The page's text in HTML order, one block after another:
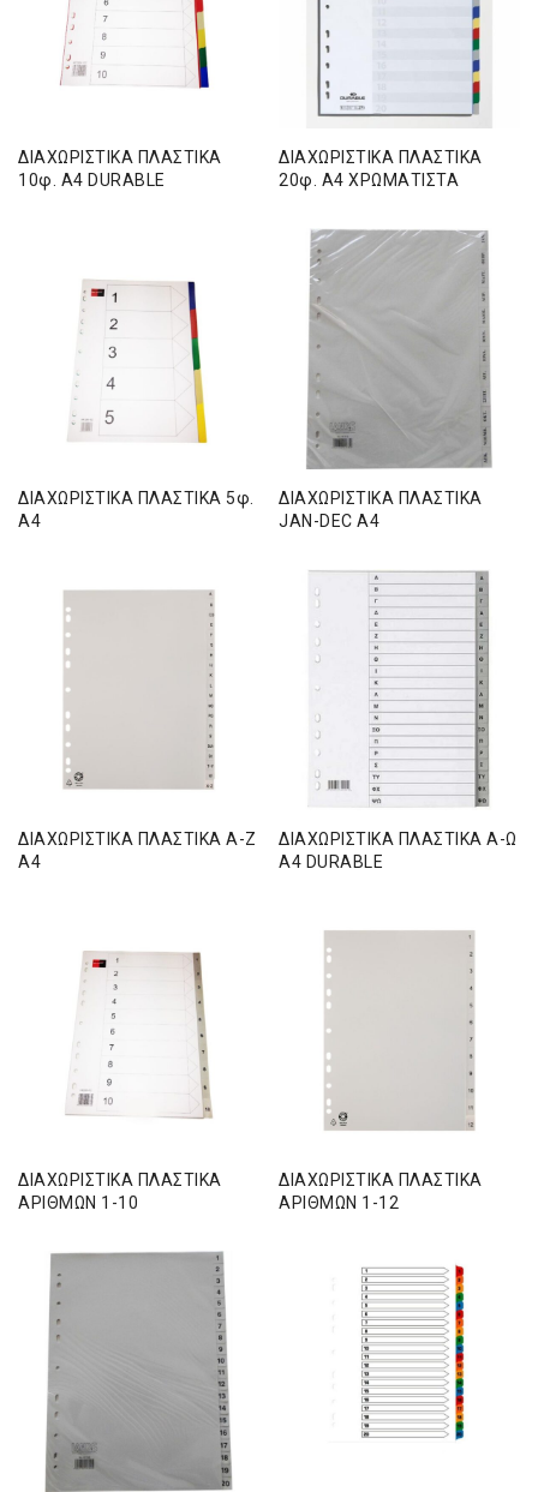
ΔΙΑΧΩΡΙΣΤΙΚΑ ΠΛΑΣΤΙΚΑ
10φ. Α4 DURABLE
ΔΙΑΧΩΡΙΣΤΙΚΑ ΠΛΑΣΤΙΚΑ
20φ. Α4 ΧΡΩΜΑΤΙΣΤΑ
ΔΙΑΧΩΡΙΣΤΙΚΑ ΠΛΑΣΤΙΚΑ 5φ.
Α4
ΔΙΑΧΩΡΙΣΤΙΚΑ ΠΛΑΣΤΙΚΑ
JAN-DEC Α4
ΔΙΑΧΩΡΙΣΤΙΚΑ ΠΛΑΣΤΙΚΑ Α-Ζ
Α4
ΔΙΑΧΩΡΙΣΤΙΚΑ ΠΛΑΣΤΙΚΑ Α-Ω
Α4 DURABLE
ΔΙΑΧΩΡΙΣΤΙΚΑ ΠΛΑΣΤΙΚΑ
ΑΡΙΘΜΩΝ 1-10
ΔΙΑΧΩΡΙΣΤΙΚΑ ΠΛΑΣΤΙΚΑ
ΑΡΙΘΜΩΝ 1-12